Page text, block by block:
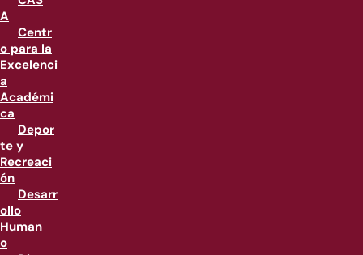
A
Centr
o para la
Excelenci
a
Académi
ca
Depor
te y
Recreaci
ón
Desarr
ollo
Human
o